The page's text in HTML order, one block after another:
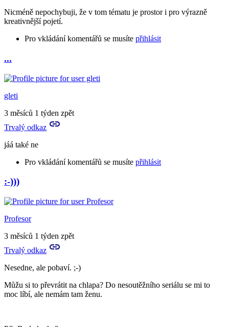
Nicméně nepochybuji, že v tom tématu je prostor i pro výrazně
kreativnější pojetí.
Pro vkládání komentářů se musíte přihlásit
In
reply
to
Prosím
tě
a
mi
by
...
gleti
3 měsíců 1 týden zpět
Trvalý odkaz
jáá také ne
Pro vkládání komentářů se musíte přihlásit
In
reply
to
Já
prosím
hlásím,
nechápu
Aries
:-)))
Profesor
3 měsíců 1 týden zpět
Trvalý odkaz
Nesedne, ale pobaví. ;-)
Můžu si to převrátit na chlapa? Do nesoutěžního seriálu se mi to
moc líbí, ale nemám tam ženu.